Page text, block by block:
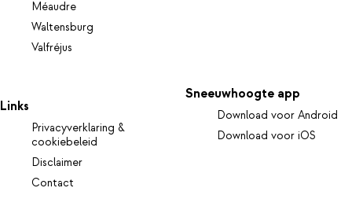
Méaudre
Waltensburg
Valfréjus
Links
Privacyverklaring &
cookiebeleid
Disclaimer
Contact
Sneeuwhoogte app
Download voor Android
Download voor iOS